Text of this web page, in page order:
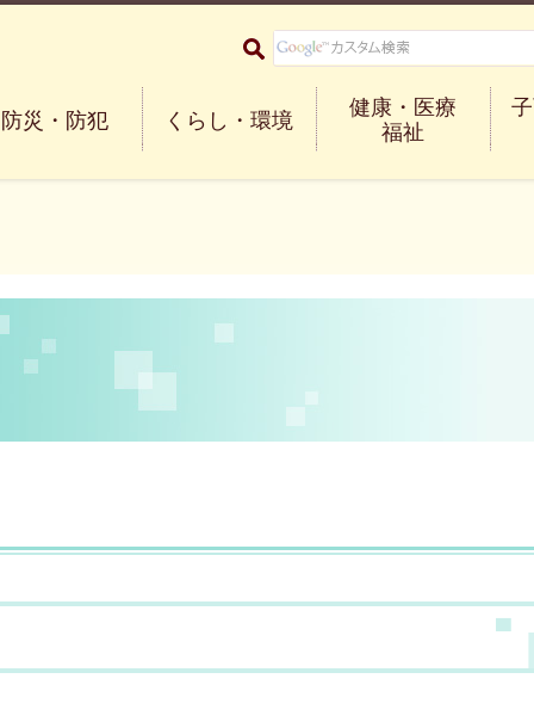
大阪府箕面市 Minoh City
防災・防犯 くらし・環境
健康・医療
福祉